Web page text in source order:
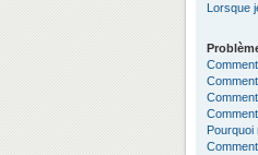
Lorsque
Pourquoi